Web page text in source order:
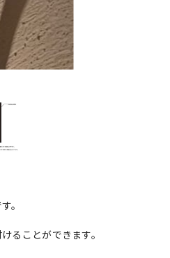
。
ることができます。